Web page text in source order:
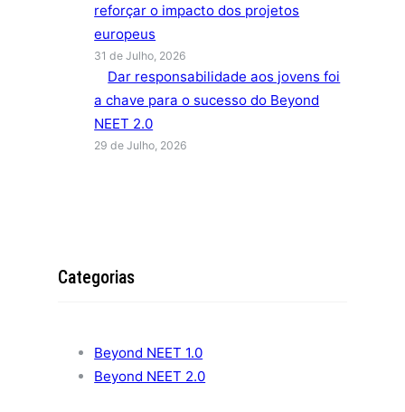
reforçar o impacto dos projetos
europeus
31 de Julho, 2026
Dar responsabilidade aos jovens foi
a chave para o sucesso do Beyond
NEET 2.0
29 de Julho, 2026
Categorias
Beyond NEET 1.0
Beyond NEET 2.0